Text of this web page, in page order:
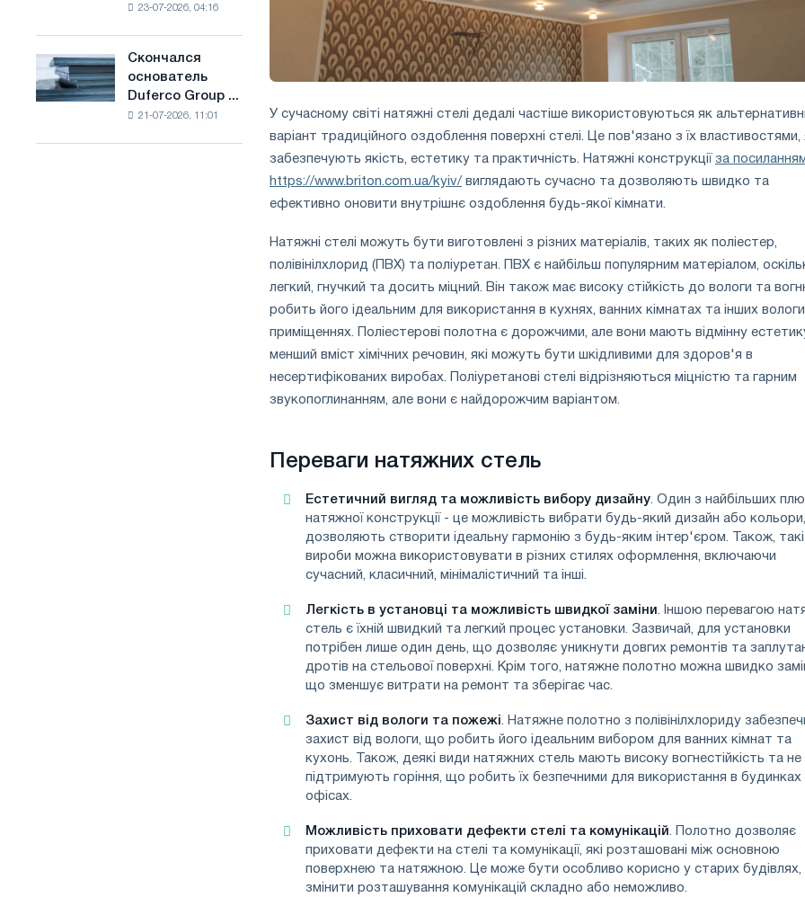
импорт
Саудовской
23-07-2026, 04:16
Скончался
основатель
Duferco
Скончался
основатель
Duferco Group ...
21-07-2026, 11:01
У сучасному світі натяжні стелі дедалі частіше використовуються як
варіант традиційного оздоблення поверхні стелі. Це пов'язано з їх властивостями,
забезпечують якість, естетику та практичність. Натяжні конструкції за
https://www.briton.com.ua/kyiv/ виглядають сучасно та дозволяють швидко та
ефективно оновити внутрішнє оздоблення будь-якої кімнати.
Натяжні стелі можуть бути виготовлені з різних матеріалів, таких як поліестер,
полівінілхлорид (ПВХ) та поліуретан. ПВХ є найбільш популярним матеріалом,
легкий, гнучкий та досить міцний. Він також має високу стійкість до вологи та
робить його ідеальним для використання в кухнях, ванних кімнатах та інших
приміщеннях. Поліестерові полотна є дорожчими, але вони мають відмінну
менший вміст хімічних речовин, які можуть бути шкідливими для здоров'я в
несертифікованих виробах. Поліуретанові стелі відрізняються міцністю та гарним
звукопоглинанням, але вони є найдорожчим варіантом.
Переваги натяжних стель
Естетичний вигляд та можливість вибору дизайну. Один з найбільших
натяжної конструкції - це можливість вибрати будь-який дизайн або кольори,
дозволяють створити ідеальну гармонію з будь-яким інтер'єром. Також, такі
вироби можна використовувати в різних стилях оформлення, включаючи
сучасний, класичний, мінімалістичний та інші.
Легкість в установці та можливість швидкої заміни. Іншою перевагою
стель є їхній швидкий та легкий процес установки. Зазвичай, для установки
потрібен лише один день, що дозволяє уникнути довгих ремонтів та
дротів на стельової поверхні. Крім того, натяжне полотно можна швидко
що зменшує витрати на ремонт та зберігає час.
Захист від вологи та пожежі. Натяжне полотно з полівінілхлориду
захист від вологи, що робить його ідеальним вибором для ванних кімнат та
кухонь. Також, деякі види натяжних стель мають високу вогнестійкість та не
підтримують горіння, що робить їх безпечними для використання в будинках
офісах.
Можливість приховати дефекти стелі та комунікацій. Полотно дозволяє
приховати дефекти на стелі та комунікації, які розташовані між основною
поверхнею та натяжною. Це може бути особливо корисно у старих будівлях,
змінити розташування комунікацій складно або неможливо.